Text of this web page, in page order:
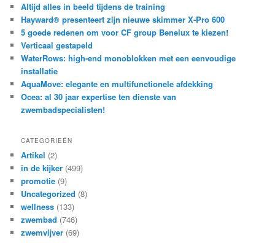
Altijd alles in beeld tijdens de training
Hayward® presenteert zijn nieuwe skimmer X-Pro 600
5 goede redenen om voor CF group Benelux te kiezen!
Verticaal gestapeld
WaterRows: high-end monoblokken met een eenvoudige
installatie
AquaMove: elegante en multifunctionele afdekking
Ocea: al 30 jaar expertise ten dienste van
zwembadspecialisten!
CATEGORIEËN
Artikel (2)
in de kijker (499)
promotie (9)
Uncategorized (8)
wellness (133)
zwembad (746)
zwemvijver (69)